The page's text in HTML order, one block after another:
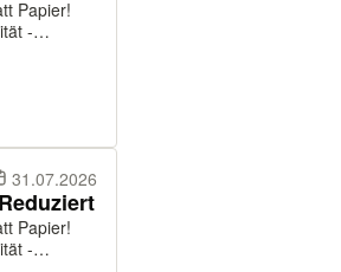
Papier!
-
31.07.2026
Papier!
-